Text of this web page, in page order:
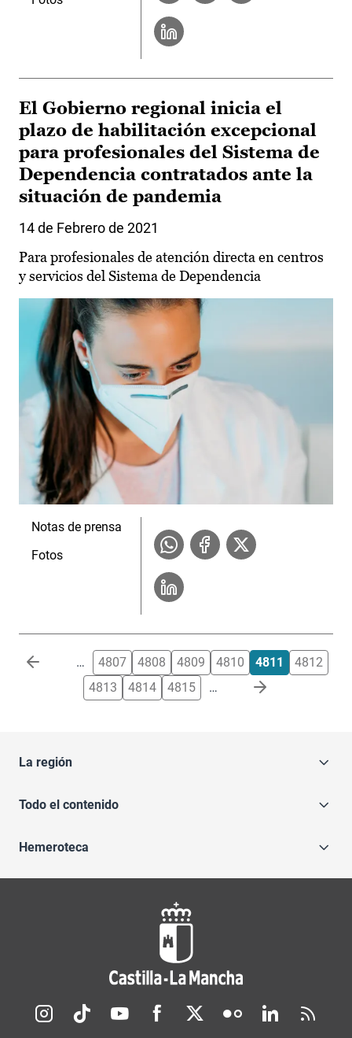
El Gobierno regional inicia el
plazo de habilitación excepcional
para profesionales del Sistema de
Dependencia contratados ante la
situación de pandemia
14 de Febrero de 2021
Para profesionales de atención directa en centros
y servicios del Sistema de Dependencia
Notas de prensa
Fotos
Paginación … 4807 4808 4809 4810 4811
4812
4813
4814 4815 …
La región
Todo el contenido
Hemeroteca
Redes sociales JCCM